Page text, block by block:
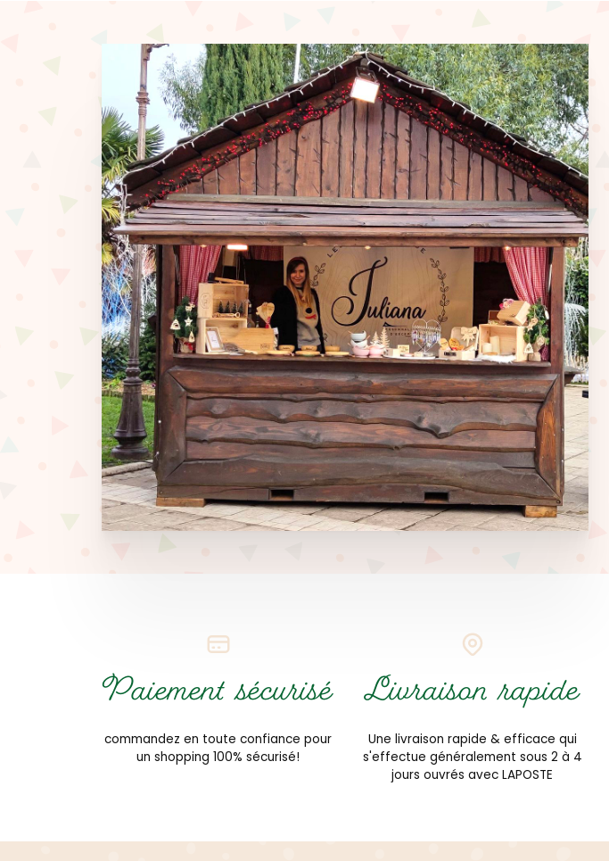
Paiement sécurisé
commandez en toute confiance pour
un shopping 100% sécurisé!
Livraison rapide
Une livraison rapide & efficace qui
s'effectue généralement sous 2 à 4
jours ouvrés avec LAPOSTE